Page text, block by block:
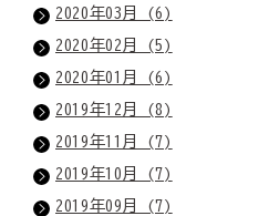
2020年03月 (6)
2020年02月 (5)
2020年01月 (6)
2019年12月 (8)
2019年11月 (7)
2019年10月 (7)
2019年09月 (7)